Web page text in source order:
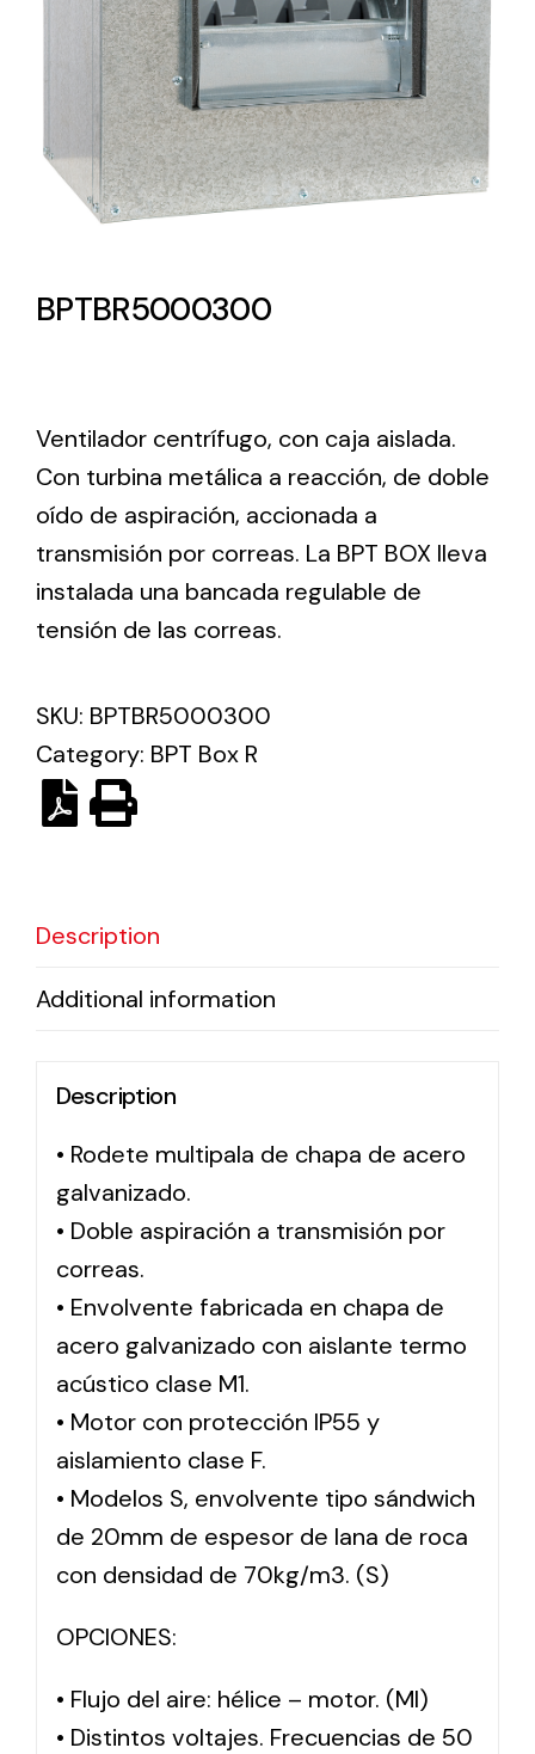
Lighting and Electrical
Equipment
Complete solutions in lighting and electrical
material for each project and need
ventilación industriales
Ventilation
different uses
Variedad de soluciones solares para todo tipo
Solar lighting
Variety of solar solutions for all kinds of needs.
BPTBR5000300
Ventilador centrífugo, con caja aislada.
Con turbina metálica a reacción, de doble
oído de aspiración, accionada a
transmisión por correas. La BPT BOX lleva
instalada una bancada regulable de
tensión de las correas.
SKU: BPTBR5000300
Category: BPT Box R
Description
Additional information
Description
• Rodete multipala de chapa de acero
galvanizado.
• Doble aspiración a transmisión por
correas.
• Envolvente fabricada en chapa de
acero galvanizado con aislante termo
acústico clase M1.
• Motor con protección IP55 y
aislamiento clase F.
• Modelos S, envolvente tipo sándwich
de 20mm de espesor de lana de roca
con densidad de 70kg/m3. (S)
OPCIONES:
• Flujo del aire: hélice – motor. (MI)
• Distintos voltajes. Frecuencias de 50